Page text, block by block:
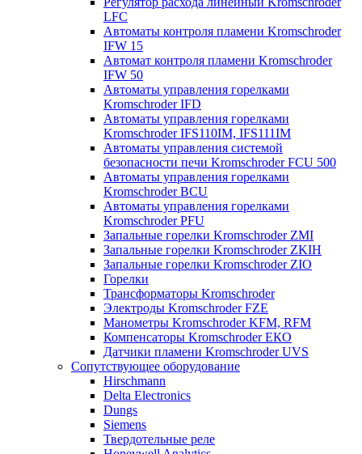
LFC
Автоматы контроля пламени Kromschroder
IFW 15
Автомат контроля пламени Kromschroder
IFW 50
Автоматы управления горелками
Kromschroder IFD
Автоматы управления горелками
Kromschroder IFS110IM, IFS111IM
Автоматы управления системой
безопасности печи Kromschroder FCU 500
Автоматы управления горелками
Kromschroder BCU
Автоматы управления горелками
Kromschroder PFU
Запальные горелки Kromschroder ZМI
Запальные горелки Kromschroder ZKIH
Запальные горелки Kromschroder ZIO
Горелки
Трансформаторы Kromschroder
Электроды Kromschroder FZE
Манометры Kromschroder KFM, RFM
Компенсаторы Kromschroder ЕКО
Датчики пламени Kromschroder UVS
Сопутствующее оборудование
Hirschmann
Delta Electronics
Dungs
Siemens
Твердотельные реле